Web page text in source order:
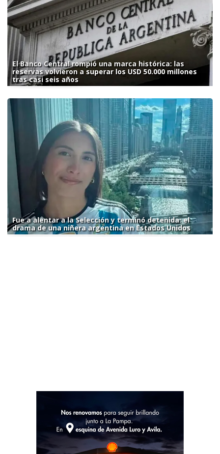
El Banco Central rompió una marca histórica: las
reservas volvieron a superar los USD 50.000 millones
tras casi seis años
Fue a alentar a la Selección y terminó detenida: el
drama de una niñera argentina en Estados Unidos